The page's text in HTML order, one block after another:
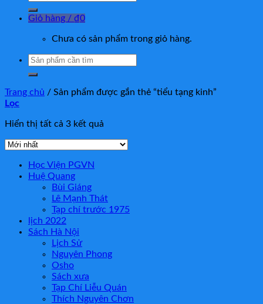
Giỏ hàng / ₫0
Chưa có sản phẩm trong giỏ hàng.
Tìm
Trang chủ / Sản phẩm được gắn thẻ “tiểu tạng kinh”
Lọc
Hiển thị tất cả 3 kết quả
Học Viện PGVN
Huệ Quang
Bùi Giáng
Lê Mạnh Thát
Tạp chí trước 1975
lịch 2022
Sách Hà Nội
Lịch Sử
Nguyên Phong
Osho
Sách xưa
Tạp Chí Liễu Quán
Thích Nguyên Chơn